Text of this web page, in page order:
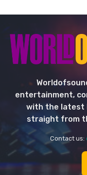
entertainment,
with the latest
straight from
Contact us: